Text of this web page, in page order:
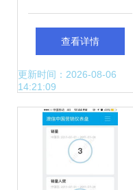
及版财务软件代理
及销售一览
查看详情
更新时间：2026-08-06
14:21:09